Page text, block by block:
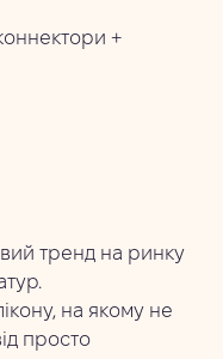
+
тренд на ринку
на якому не
просто